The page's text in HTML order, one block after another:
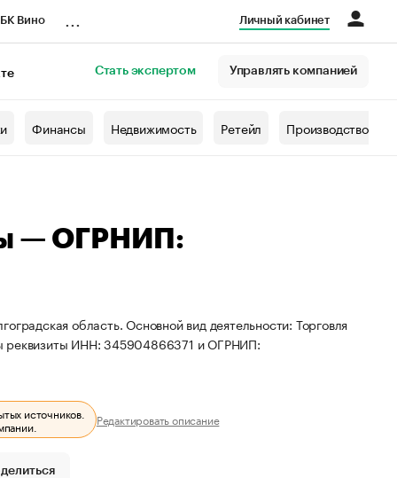
Вино Личный кабинет
Стать экспертом Управлять компанией
Финансы Недвижимость Ретейл Производство
— ОГРНИП:
область. Основной вид деятельности: Торговля
реквизиты ИНН: 345904866371 и ОГРНИП:
источников.
Редактировать описание